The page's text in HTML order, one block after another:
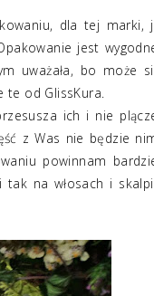
dla tej marki,
jest
uważała, bo może
te od GlissKura.
ich i nie
z Was nie będzie
powinnam
na włosach i